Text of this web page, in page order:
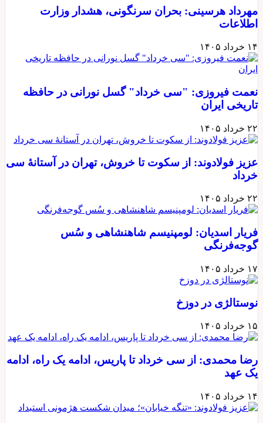
مهرداد هرسینی: بحران سرنگونی، هشدار وزارت
اطلاعات
۱۴ خرداد ۱۴۰۵
نعمت فیروزی: "سی خرداد" گسل نورانی در حافظه
تاریخی ایران
۲۲ خرداد ۱۴۰۵
عزیز فولادوند: از سکوت تا خروش، تهران در آستانهٔ سی
خرداد
۲۲ خرداد ۱۴۰۵
فریار اسدیان: لومپنیسم شاهنشاهی و سُس
گوجه‌فرنگی
۱۷ خرداد ۱۴۰۵
نوستالژی در دوزخ
۱۵ خرداد ۱۴۰۵
رضا محمدی: از سی خرداد تا پاریس، ادامه یک راه، ادامه
یک عهد
۱۴ خرداد ۱۴۰۵